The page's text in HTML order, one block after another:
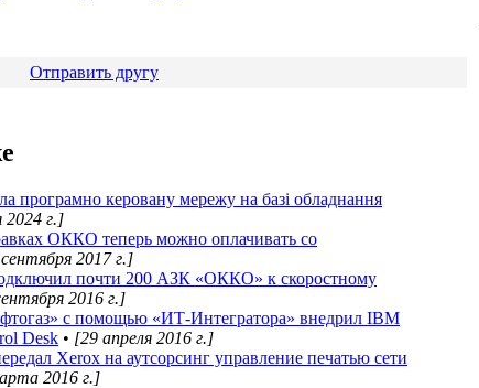
Отправить другу
програмно керовану мережу на базі обладнання
2024 г.]
ОККО теперь можно оплачивать со
2017 г.]
почти 200 АЗК «ОККО» к скоростному
2016 г.]
с помощью «ИТ-Интегратора» внедрил IBM
Desk • [29 апреля 2016 г.]
Xerox на аутсорсинг управление печатью сети
2016 г.]